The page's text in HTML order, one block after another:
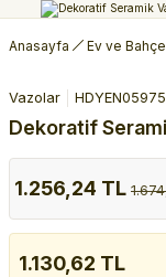
Anasayfa Ev ve
Vazolar HDYEN05975
Dekoratif
1.256,24 TL
1.130,62 TL